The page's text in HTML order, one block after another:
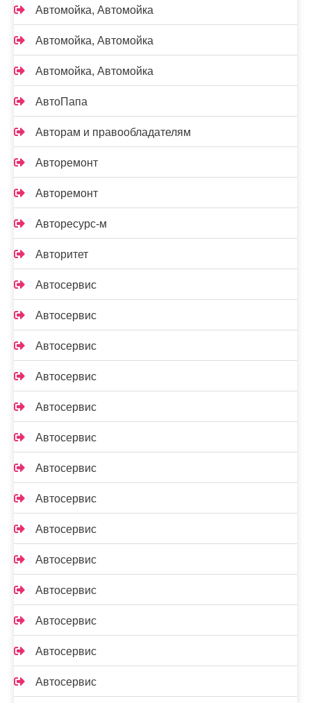
Автомойка, Автомойка
Автомойка, Автомойка
Автомойка, Автомойка
АвтоПапа
Авторам и правообладателям
Авторемонт
Авторемонт
Авторесурс-м
Авторитет
Автосервис
Автосервис
Автосервис
Автосервис
Автосервис
Автосервис
Автосервис
Автосервис
Автосервис
Автосервис
Автосервис
Автосервис
Автосервис
Автосервис